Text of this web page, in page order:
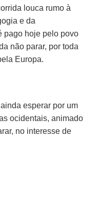
louca rumo à
e da
pago hoje pelo povo
não parar, por toda
Europa.
esperar por um
ocidentais, animado
no interesse de